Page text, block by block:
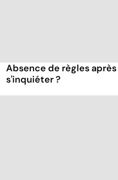
Absence de règles
s'inquiéter ?